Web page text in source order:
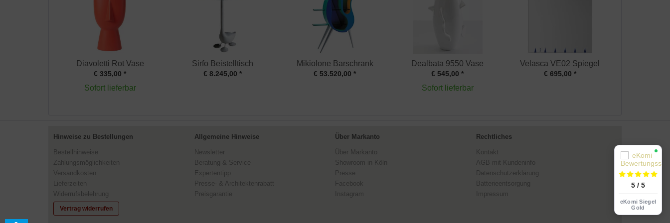
Diavoletti Rot Vase
€ 335,00 *
Sofort lieferbar
Sirfo Beistelltisch
€ 8.245,00 *
Mikiolone Barschrank
€ 53.520,00 *
Dealbata 9550 Vase
€ 545,00 *
Sofort lieferbar
Velasca VE02 Spiegel
€ 695,00 *
Hinweise zu Bestellungen
Bestellhinweise
Zahlungsmöglichkeiten
Versandkosten
Lieferzeiten
Widerrufsbelehrung
Vertrag widerrufen
Allgemeine Hinweise
Newsletter
Beratung & Service
Expertentipp
Presse- & Architektenrabatt
Preisgarantie
Über Markanto
Über Markanto
Showroom in Köln
Presse
Facebook
Instagram
Rechtliches
Kontakt
AGB mit Kundeninfo
Datenschutzerklärung
Batterieentsorgung
Impressum
5 / 5
eKomi Siegel
Gold